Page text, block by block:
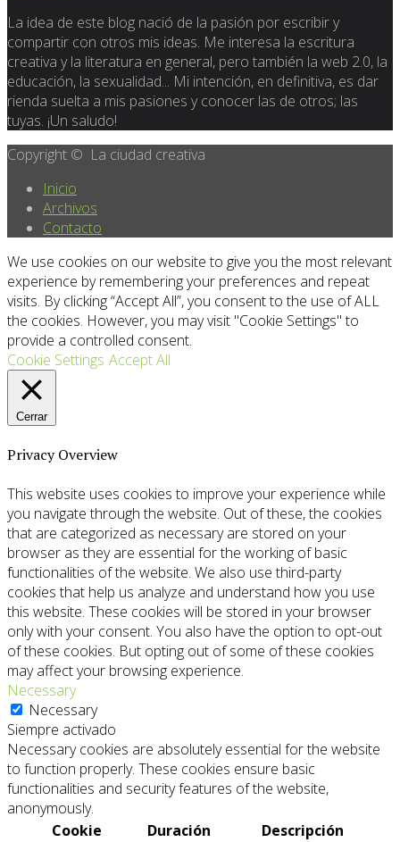
La idea de este blog nació de la pasión por escribir y
compartir con otros mis ideas. Me interesa la escritura
creativa y la literatura en general, pero también la web 2.0, la
educación, la sexualidad... Mi intención, en definitiva, es dar
rienda suelta a mis pasiones y conocer las de otros; las
tuyas. ¡Un saludo!
Copyright © La ciudad creativa
Inicio
Archivos
Contacto
We use cookies on our website to give you the most relevant
experience by remembering your preferences and repeat
visits. By clicking “Accept All”, you consent to the use of ALL
the cookies. However, you may visit "Cookie Settings" to
provide a controlled consent.
Cookie Settings Accept All
Cerrar
Privacy Overview
This website uses cookies to improve your experience while
you navigate through the website. Out of these, the cookies
that are categorized as necessary are stored on your
browser as they are essential for the working of basic
functionalities of the website. We also use third-party
cookies that help us analyze and understand how you use
this website. These cookies will be stored in your browser
only with your consent. You also have the option to opt-out
of these cookies. But opting out of some of these cookies
may affect your browsing experience.
Necessary
Necessary
Siempre activado
Necessary cookies are absolutely essential for the website
to function properly. These cookies ensure basic
functionalities and security features of the website,
anonymously.
Cookie
Duración Descripción